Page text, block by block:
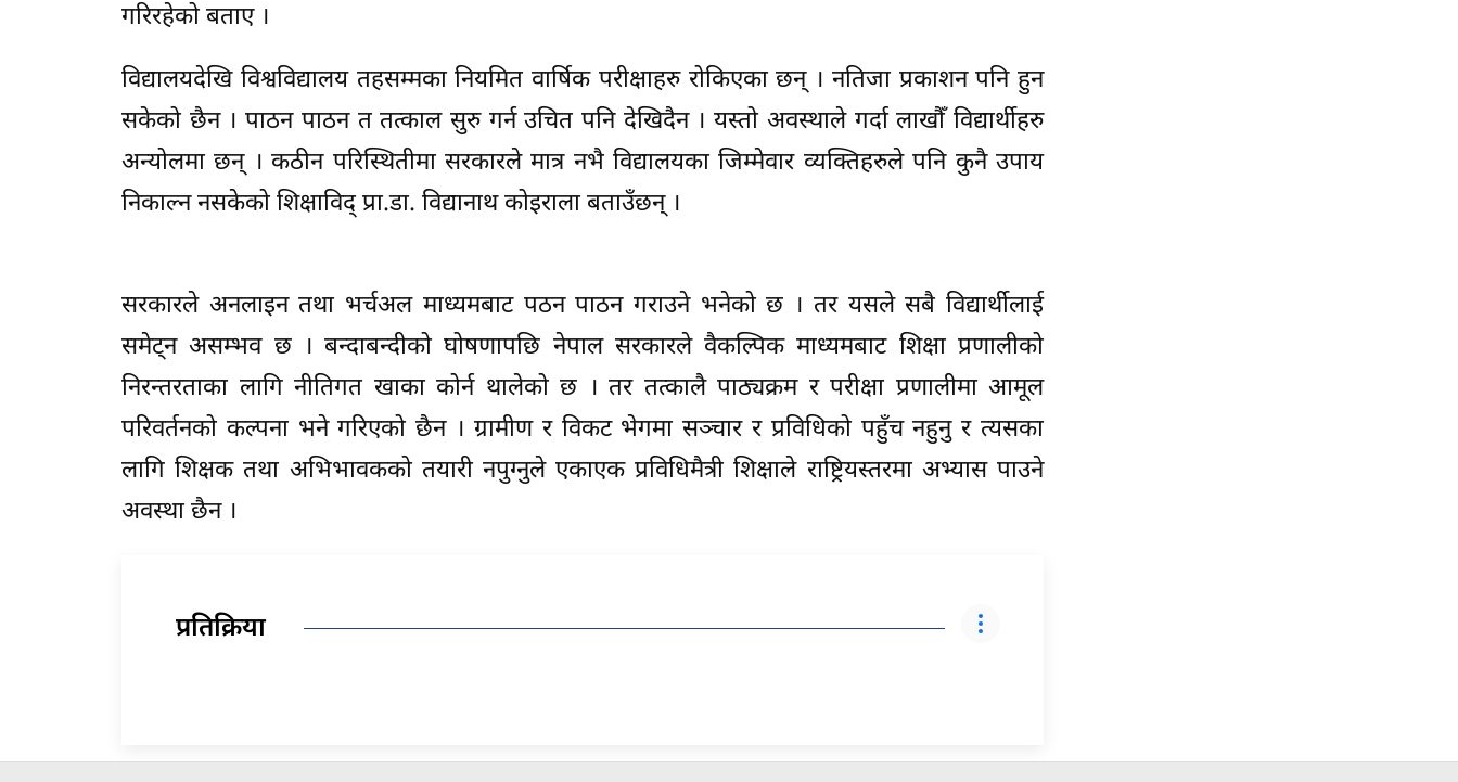
गरिरहेको बताए ।
विद्यालयदेखि विश्वविद्यालय तहसम्मका नियमित वार्षिक परीक्षाहरु रोकिएका छन् । नतिजा प्रकाशन पनि हुन
सकेको छैन । पाठन पाठन त तत्काल सुरु गर्न उचित पनि देखिदैन । यस्तो अवस्थाले गर्दा लाखौँ विद्यार्थीहरु
अन्योलमा छन् । कठीन परिस्थितीमा सरकारले मात्र नभै विद्यालयका जिम्मेवार व्यक्तिहरुले पनि कुनै उपाय
निकाल्न नसकेको शिक्षाविद् प्रा.डा. विद्यानाथ कोइराला बताउँछन् ।
सरकारले अनलाइन तथा भर्चअल माध्यमबाट पठन पाठन गराउने भनेको छ । तर यसले सबै विद्यार्थीलाई
समेट्न असम्भव छ । बन्दाबन्दीको घोषणापछि नेपाल सरकारले वैकल्पिक माध्यमबाट शिक्षा प्रणालीको
निरन्तरताका लागि नीतिगत खाका कोर्न थालेको छ । तर तत्कालै पाठ्यक्रम र परीक्षा प्रणालीमा आमूल
परिवर्तनको कल्पना भने गरिएको छैन । ग्रामीण र विकट भेगमा सञ्चार र प्रविधिको पहुँच नहुनु र त्यसका
लागि शिक्षक तथा अभिभावकको तयारी नपुग्नुले एकाएक प्रविधिमैत्री शिक्षाले राष्ट्रियस्तरमा अभ्यास पाउने
अवस्था छैन ।
प्रतिक्रिया